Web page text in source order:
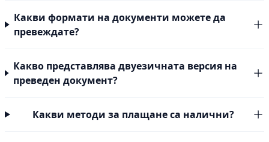
Какви формати на документи можете да
превеждате?
Какво представлява двуезичната версия на
преведен документ?
Какви методи за плащане са налични?